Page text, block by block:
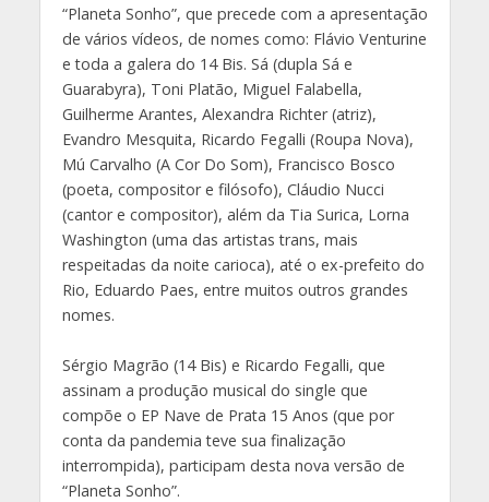
“Planeta Sonho”, que precede com a apresentação
de vários vídeos, de nomes como: Flávio Venturine
e toda a galera do 14 Bis. Sá (dupla Sá e
Guarabyra), Toni Platão, Miguel Falabella,
Guilherme Arantes, Alexandra Richter (atriz),
Evandro Mesquita, Ricardo Fegalli (Roupa Nova),
Mú Carvalho (A Cor Do Som), Francisco Bosco
(poeta, compositor e filósofo), Cláudio Nucci
(cantor e compositor), além da Tia Surica, Lorna
Washington (uma das artistas trans, mais
respeitadas da noite carioca), até o ex-prefeito do
Rio, Eduardo Paes, entre muitos outros grandes
nomes.
Sérgio Magrão (14 Bis) e Ricardo Fegalli, que
assinam a produção musical do single que
compõe o EP Nave de Prata 15 Anos (que por
conta da pandemia teve sua finalização
interrompida), participam desta nova versão de
“Planeta Sonho”.